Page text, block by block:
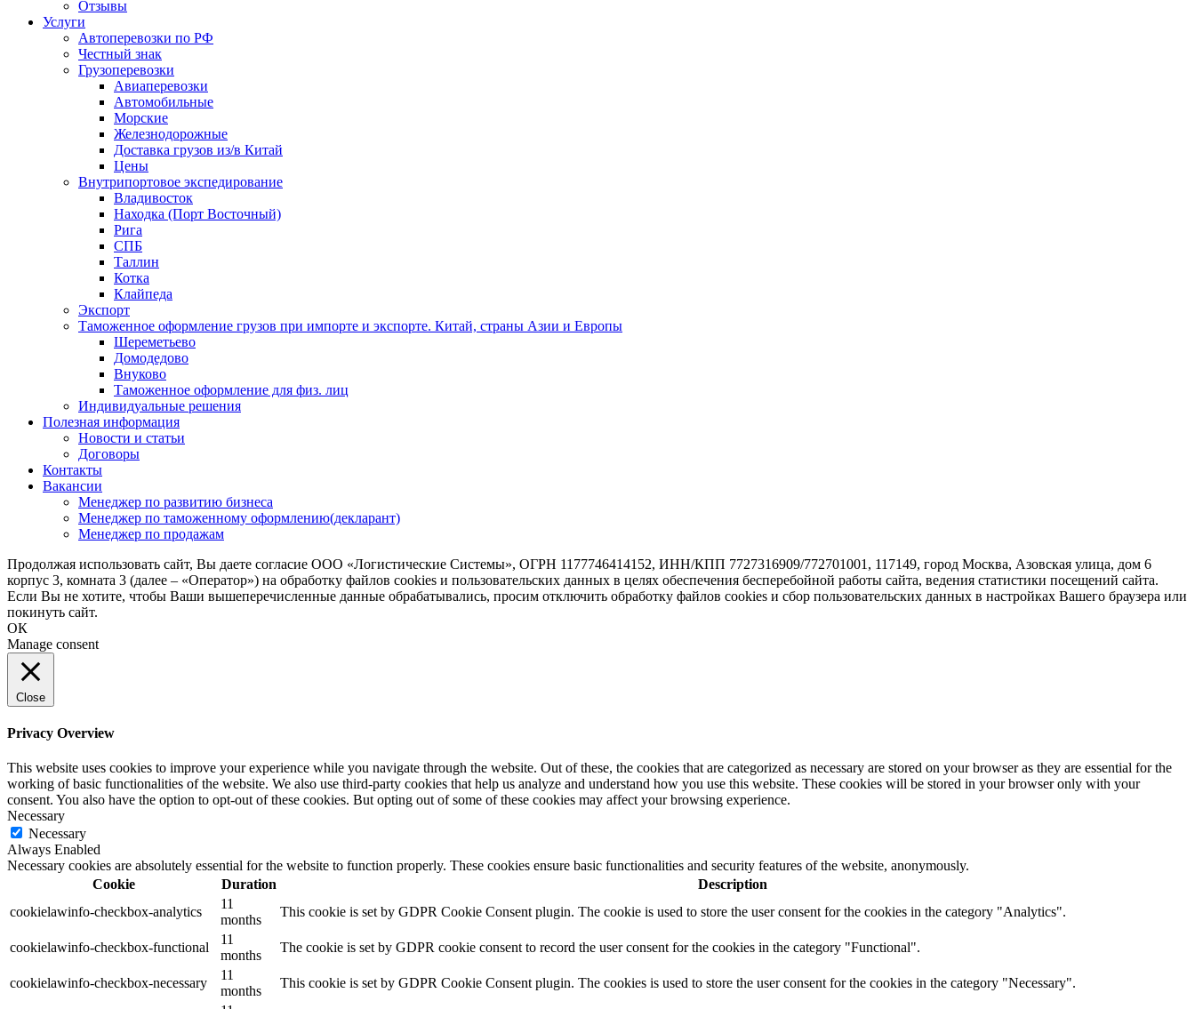
Отзывы
Услуги
Автоперевозки по РФ
Честный знак
Грузоперевозки
Авиаперевозки
Автомобильные
Морские
Железнодорожные
Доставка грузов из/в Китай
Цены
Внутрипортовое экспедирование
Владивосток
Находка (Порт Восточный)
Рига
СПБ
Таллин
Котка
Клайпеда
Экспорт
Таможенное оформление грузов при импорте и экспорте. Китай, страны Азии и Европы
Шереметьево
Домодедово
Внуково
Таможенное оформление для физ. лиц
Индивидуальные решения
Полезная информация
Новости и статьи
Договоры
Контакты
Вакансии
Менеджер по развитию бизнеса
Менеджер по таможенному оформлению(декларант)
Менеджер по продажам
Продолжая использовать сайт, Вы даете согласие ООО «Логистические Системы», ОГРН 1177746414152, ИНН/КПП 7727316909/772701001, 117149, город Москва, Азовская улица, дом 6
корпус 3, комната 3 (далее – «Оператор») на обработку файлов cookies и пользовательских данных в целях обеспечения бесперебойной работы сайта, ведения статистики посещений сайта.
Если Вы не хотите, чтобы Ваши вышеперечисленные данные обрабатывались, просим отключить обработку файлов cookies и сбор пользовательских данных в настройках Вашего браузера или
покинуть сайт.
ОК
Manage consent
Close
Privacy Overview
This website uses cookies to improve your experience while you navigate through the website. Out of these, the cookies that are categorized as necessary are stored on your browser as they are essential for the
working of basic functionalities of the website. We also use third-party cookies that help us analyze and understand how you use this website. These cookies will be stored in your browser only with your
consent. You also have the option to opt-out of these cookies. But opting out of some of these cookies may affect your browsing experience.
Necessary
Necessary
Always Enabled
Necessary cookies are absolutely essential for the website to function properly. These cookies ensure basic functionalities and security features of the website, anonymously.
Cookie
Duration
Description
cookielawinfo-checkbox-analytics
11
months
This cookie is set by GDPR Cookie Consent plugin. The cookie is used to store the user consent for the cookies in the category "Analytics".
cookielawinfo-checkbox-functional
11
months
The cookie is set by GDPR cookie consent to record the user consent for the cookies in the category "Functional".
cookielawinfo-checkbox-necessary
11
months
This cookie is set by GDPR Cookie Consent plugin. The cookies is used to store the user consent for the cookies in the category "Necessary".